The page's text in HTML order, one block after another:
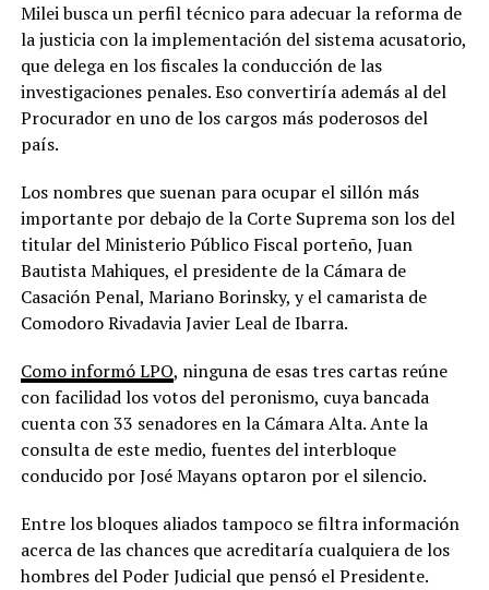
Milei busca un perfil técnico para adecuar la reforma de
la justicia con la implementación del sistema acusatorio,
que delega en los fiscales la conducción de las
investigaciones penales. Eso convertiría además al del
Procurador en uno de los cargos más poderosos del
país.
Los nombres que suenan para ocupar el sillón más
importante por debajo de la Corte Suprema son los del
titular del Ministerio Público Fiscal porteño, Juan
Bautista Mahiques, el presidente de la Cámara de
Casación Penal, Mariano Borinsky, y el camarista de
Comodoro Rivadavia Javier Leal de Ibarra.
Como informó LPO, ninguna de esas tres cartas reúne
con facilidad los votos del peronismo, cuya bancada
cuenta con 33 senadores en la Cámara Alta. Ante la
consulta de este medio, fuentes del interbloque
conducido por José Mayans optaron por el silencio.
Entre los bloques aliados tampoco se filtra información
acerca de las chances que acreditaría cualquiera de los
hombres del Poder Judicial que pensó el Presidente.